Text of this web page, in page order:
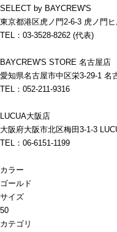
SELECT by BAYCREW'S
東京都港区虎ノ門2-6-3 虎ノ門
TEL：03-3528-8262 (代表)
BAYCREW'S STORE 名古屋店
愛知県名古屋市中区栄3-29-1 名
TEL：052-211-9316
LUCUA大阪店
大阪府大阪市北区梅田3-1-3
TEL：06-6151-1199
カラー
ゴールド
サイズ
50
カテゴリ